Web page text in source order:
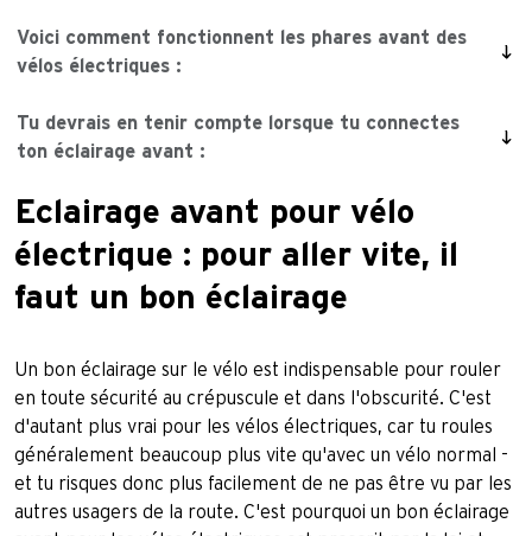
Voici comment fonctionnent les phares avant des
vélos électriques :
Tu devrais en tenir compte lorsque tu connectes
ton éclairage avant :
Eclairage avant pour vélo
électrique : pour aller vite, il
faut un bon éclairage
Un bon éclairage sur le vélo est indispensable pour rouler
en toute sécurité au crépuscule et dans l'obscurité. C'est
d'autant plus vrai pour les vélos électriques, car tu roules
généralement beaucoup plus vite qu'avec un vélo normal -
et tu risques donc plus facilement de ne pas être vu par les
autres usagers de la route. C'est pourquoi un bon éclairage